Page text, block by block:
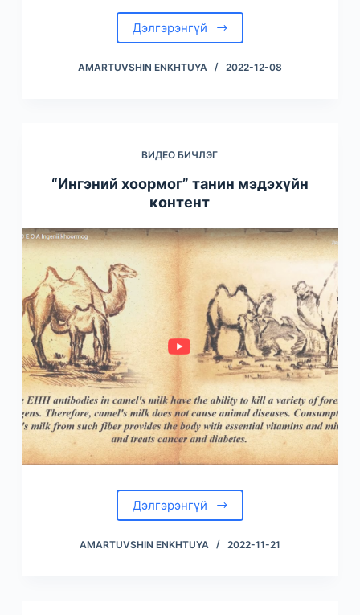
Дэлгэрэнгүй
AMARTUVSHIN ENKHTUYA 2022-12-08
ВИДЕО БИЧЛЭГ
“Ингэний хоормог” танин мэдэхүйн
контент
Дэлгэрэнгүй
AMARTUVSHIN ENKHTUYA 2022-11-21